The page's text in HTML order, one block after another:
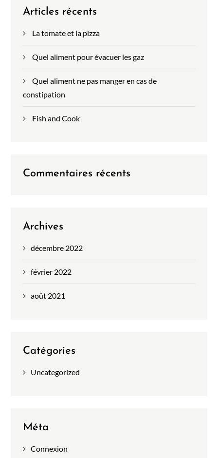
Articles récents
La tomate et la pizza
Quel aliment pour évacuer les gaz
Quel aliment ne pas manger en cas de
constipation
Fish and Cook
Commentaires récents
Archives
décembre 2022
février 2022
août 2021
Catégories
Uncategorized
Méta
Connexion